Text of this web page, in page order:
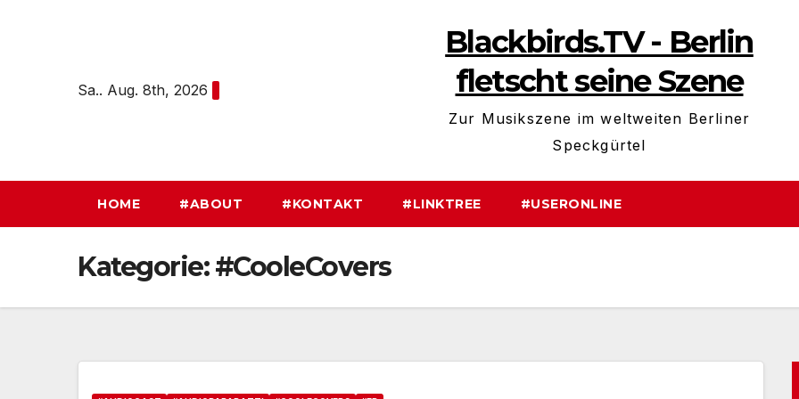
Sa.. Aug. 8th, 2026
Blackbirds.TV - Berlin
fletscht seine Szene
Zur Musikszene im weltweiten Berliner
Speckgürtel
HOME #ABOUT #KONTAKT #LINKTREE #USERONLINE
Kategorie:#CooleCovers